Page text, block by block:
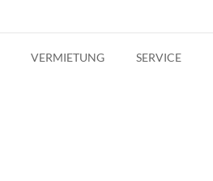
VERMIETUNG SERVICE